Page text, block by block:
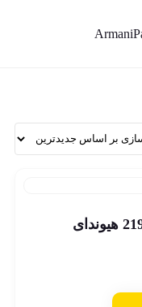
دسته موتور جلو کد 219102B500 هیوندای